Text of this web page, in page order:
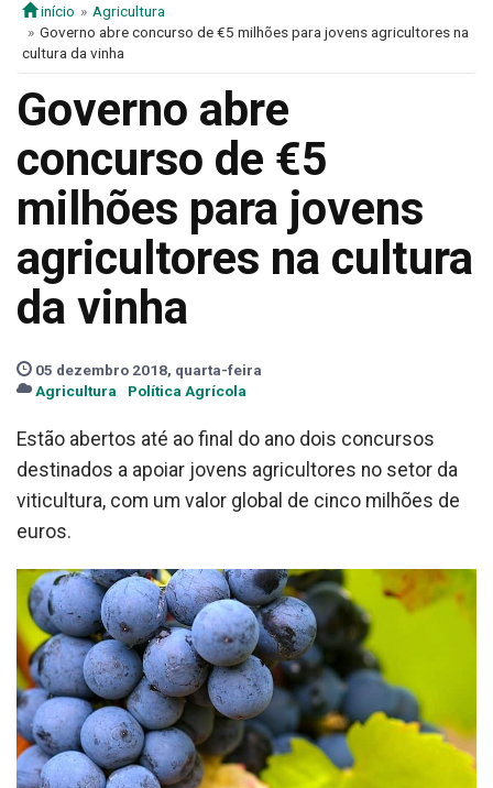
início
Agricultura
Governo abre concurso de €5 milhões para jovens agricultores na
cultura da vinha
Governo abre
concurso de €5
milhões para jovens
agricultores na cultura
da vinha
05 dezembro 2018, quarta-feira
Agricultura
Política Agrícola
Estão abertos até ao final do ano dois concursos
destinados a apoiar jovens agricultores no setor da
viticultura, com um valor global de cinco milhões de
euros.